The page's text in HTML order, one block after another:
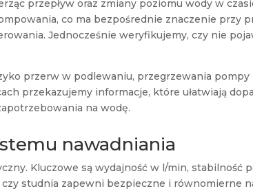
przepływ oraz zmiany poziomu wody w
co ma bezpośrednie znaczenie przy
Jednocześnie weryfikujemy, czy nie
przerw w podlewaniu, przegrzewania pompy
przekazujemy informacje, które ułatwiają
na wodę.
nawadniania
Kluczowe są wydajność w l/min, stabilność
studnia zapewni bezpieczne i równomierne